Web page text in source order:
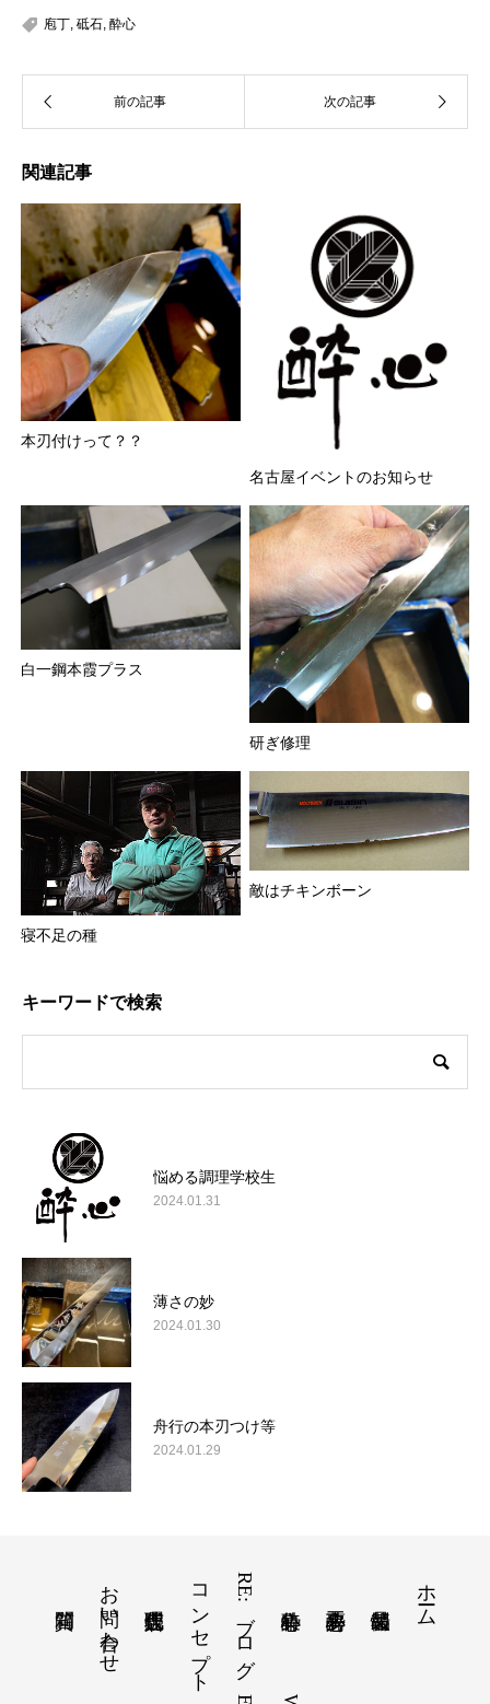
庖丁, 砥石, 酔心
関連記事
本刃付けって？？
名古屋イベントのお知らせ
白一鋼本霞プラス
研ぎ修理
寝不足の種
敵はチキンボーン
キーワードで検索
悩める調理学校生
2024.01.31
薄さの妙
2024.01.30
舟行の本刃つけ等
2024.01.29
ホーム
RE:ブログ
コンセプト
お問い合わせ